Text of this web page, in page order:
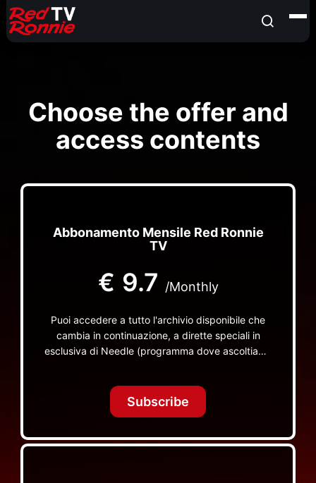
Choose the offer and
access contents
Abbonamento Mensile Red Ronnie
TV
€ 9.7 /Monthly
Puoi accedere a tutto l'archivio disponibile che
cambia in continuazione, a dirette speciali in
esclusiva di Needle (programma dove ascoltiamo
TV non visibili da nessuna altra parte
Subscribe